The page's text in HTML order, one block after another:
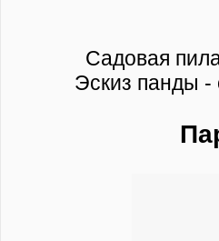
Садовая
Эскиз панды -